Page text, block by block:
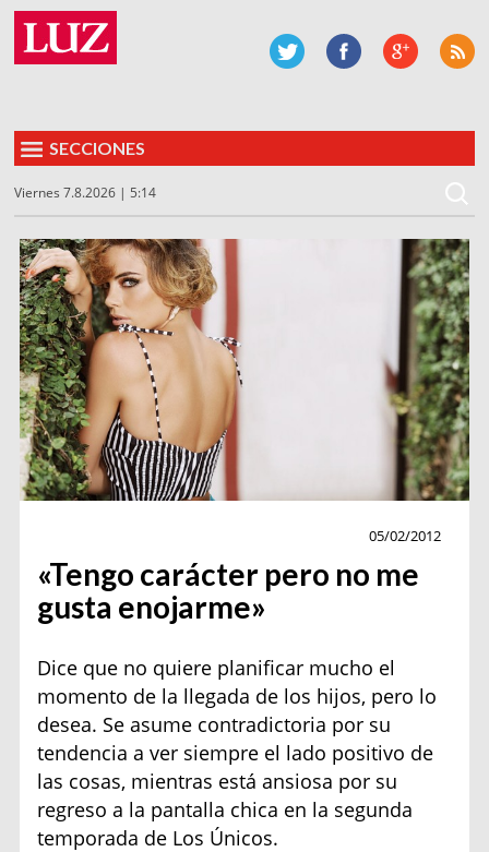
SECCIONES
Viernes 7.8.2026 | 5:14
05/02/2012
«Tengo carácter pero no me
gusta enojarme»
Dice que no quiere planificar mucho el
momento de la llegada de los hijos, pero lo
desea. Se asume contradictoria por su
tendencia a ver siempre el lado positivo de
las cosas, mientras está ansiosa por su
regreso a la pantalla chica en la segunda
temporada de Los Únicos.